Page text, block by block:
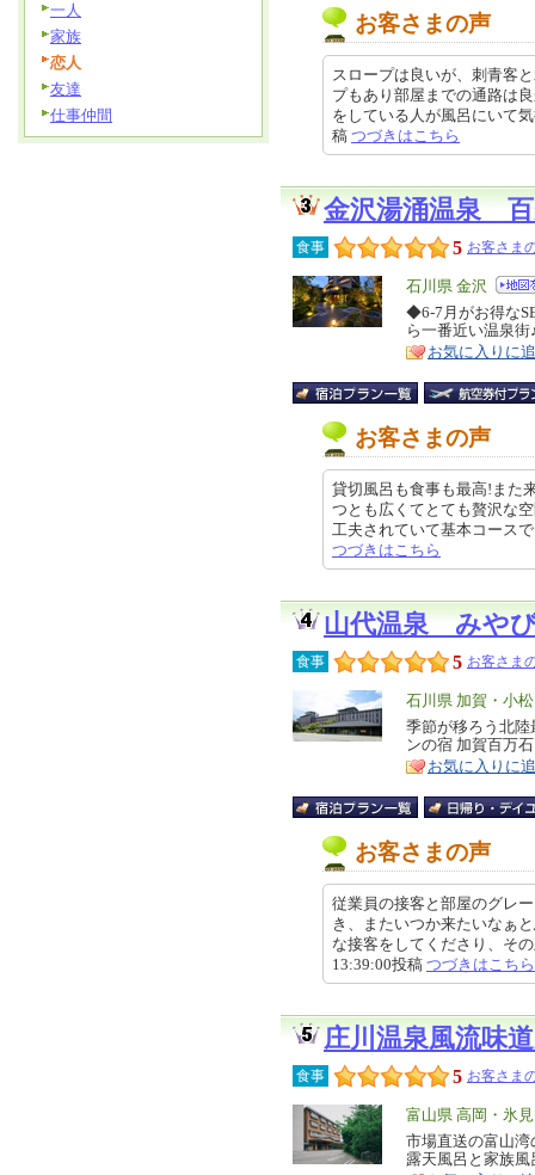
お客さまの声
スロープは良いが、刺青客
プもあり部屋までの通路は
をしている人が風呂にいて
稿 つづきはこちら
金沢湯涌温泉
食事 5 お客さま
エ
リ
ア
石川県 金沢
特
徴
◆6-7月がお得な
ら一番近い温泉街
お気に入りに
お客さまの声
貸切風呂も食事も最高!また
つとも広くてとても贅沢な
工夫されていて基本コース
つづきはこちら
山代温泉 みや
食事 5 お客さま
エ
リ
ア
石川県 加賀・小
特
徴
季節が移ろう北
ンの宿 加賀百万
お気に入りに
お客さまの声
従業員の接客と部屋のグレ
き、またいつか来たいなぁ
な接客をしてくださり、そ
13:39:00投稿 つづきはこちら
庄川温泉風流味
食事 5 お客さま
エ
リ
ア
富山県 高岡・氷
特
徴
市場直送の富山
露天風呂と家族
一人
家族
恋人
友達
仕事仲間